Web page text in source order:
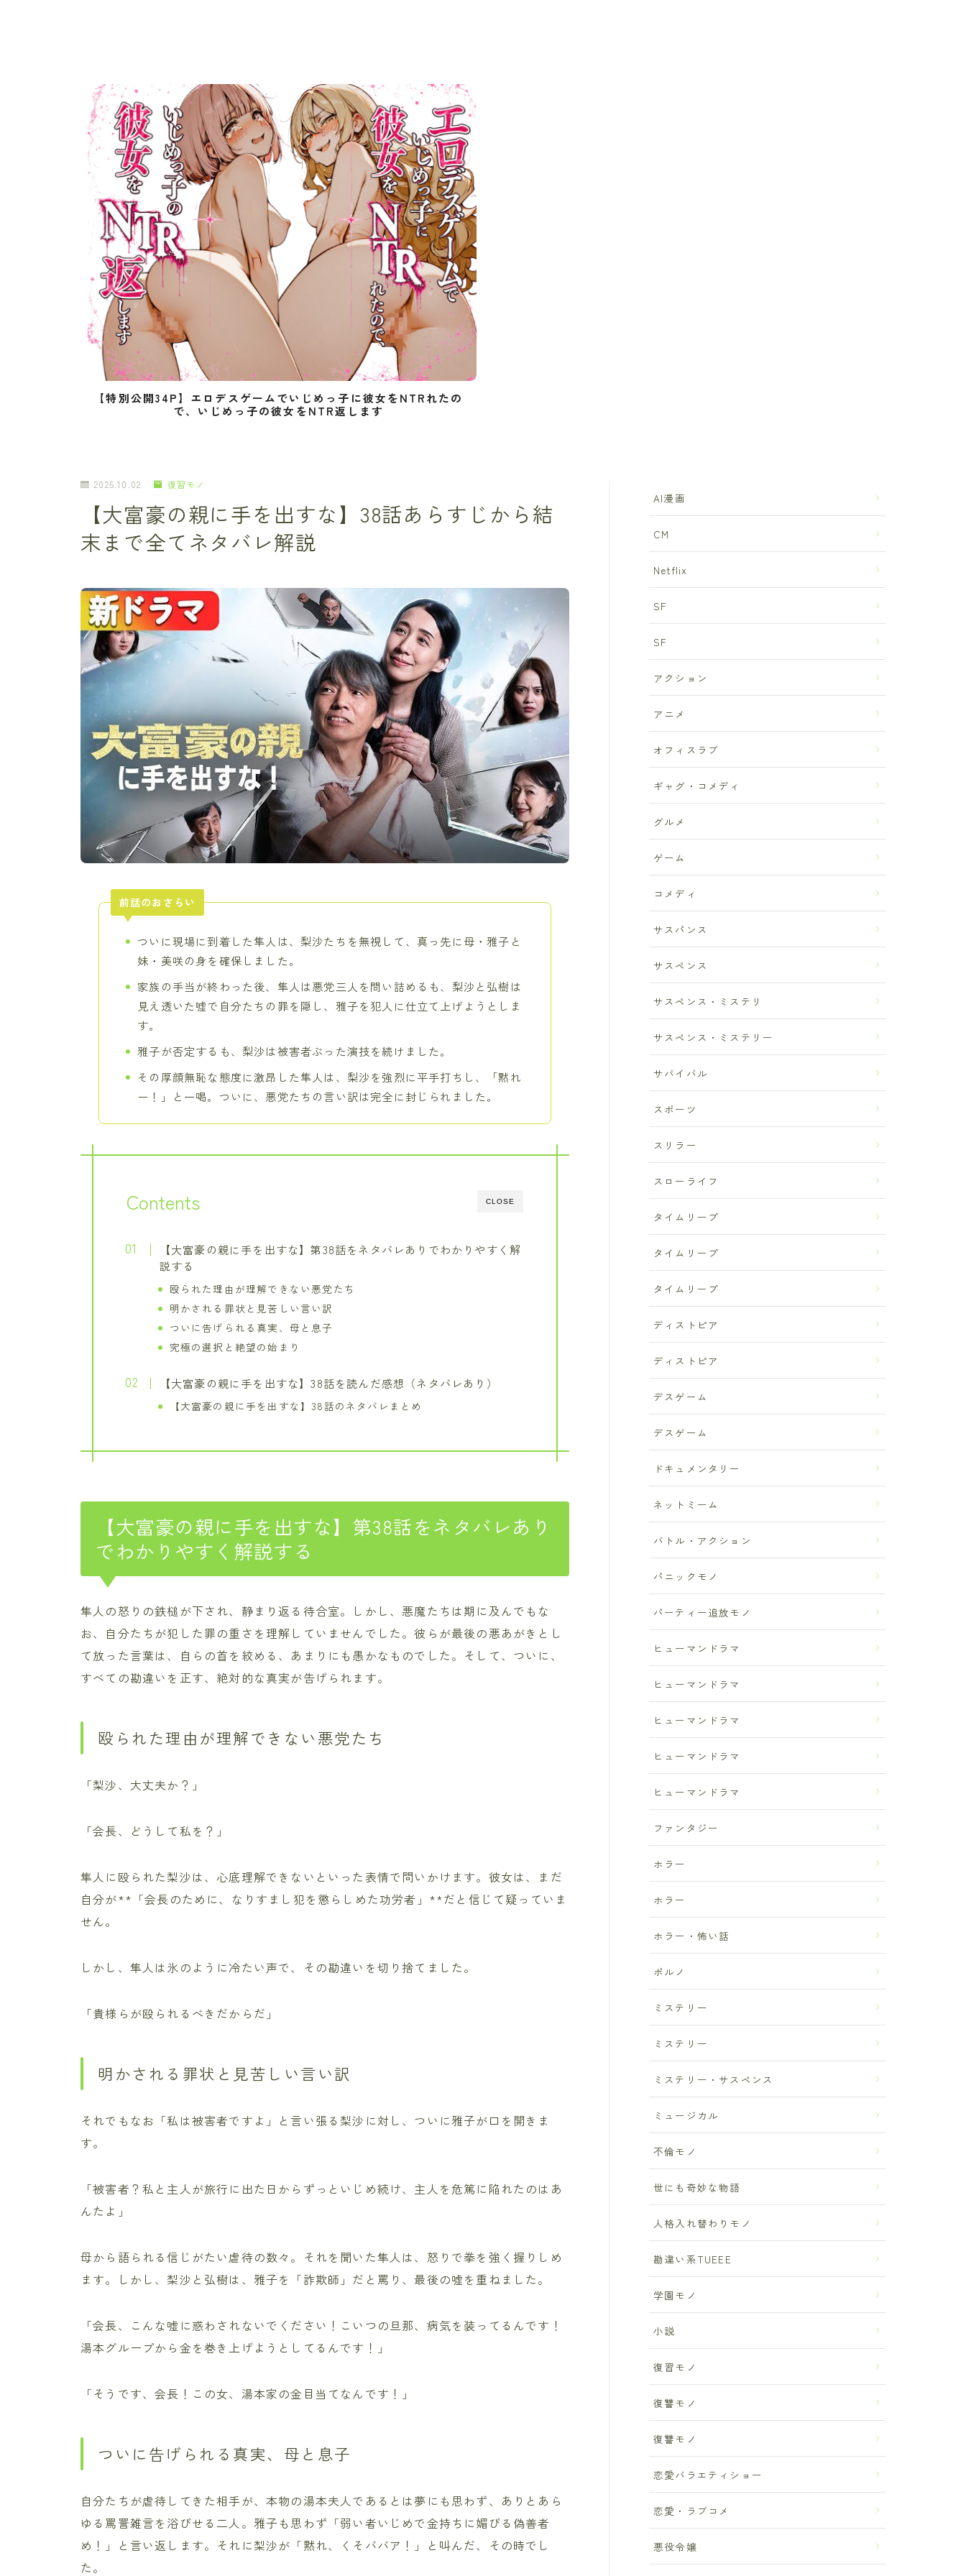
【特別公開34P】エロデスゲームでいじめっ子に彼女をNTRれたの
で、いじめっ子の彼女をNTR返します
2025.10.02 復習モノ
【大富豪の親に手を出すな】38話あらすじから結
末まで全てネタバレ解説
前話のおさらい
ついに現場に到着した隼人は、梨沙たちを無視して、真っ先に母・雅子と
妹・美咲の身を確保しました。
家族の手当が終わった後、隼人は悪党三人を問い詰めるも、梨沙と弘樹は
見え透いた嘘で自分たちの罪を隠し、雅子を犯人に仕立て上げようとしま
す。
雅子が否定するも、梨沙は被害者ぶった演技を続けました。
その厚顔無恥な態度に激昂した隼人は、梨沙を強烈に平手打ちし、「黙れ
ー！」と一喝。ついに、悪党たちの言い訳は完全に封じられました。
CLOSE
Contents
【大富豪の親に手を出すな】第38話をネタバレありでわかりやすく解
説する
殴られた理由が理解できない悪党たち
明かされる罪状と見苦しい言い訳
ついに告げられる真実、母と息子
究極の選択と絶望の始まり
【大富豪の親に手を出すな】38話を読んだ感想（ネタバレあり）
【大富豪の親に手を出すな】38話のネタバレまとめ
【大富豪の親に手を出すな】第38話をネタバレあり
でわかりやすく解説する
隼人の怒りの鉄槌が下され、静まり返る待合室。しかし、悪魔たちは期に及んでもな
お、自分たちが犯した罪の重さを理解していませんでした。彼らが最後の悪あがきとし
て放った言葉は、自らの首を絞める、あまりにも愚かなものでした。そして、ついに、
すべての勘違いを正す、絶対的な真実が告げられます。
殴られた理由が理解できない悪党たち
「梨沙、大丈夫か？」
「会長、どうして私を？」
隼人に殴られた梨沙は、心底理解できないといった表情で問いかけます。彼女は、まだ
自分が**「会長のために、なりすまし犯を懲らしめた功労者」**だと信じて疑っていま
せん。
しかし、隼人は氷のように冷たい声で、その勘違いを切り捨てました。
「貴様らが殴られるべきだからだ」
明かされる罪状と見苦しい言い訳
それでもなお「私は被害者ですよ」と言い張る梨沙に対し、ついに雅子が口を開きま
す。
「被害者？私と主人が旅行に出た日からずっといじめ続け、主人を危篤に陥れたのはあ
んたよ」
母から語られる信じがたい虐待の数々。それを聞いた隼人は、怒りで拳を強く握りしめ
ます。しかし、梨沙と弘樹は、雅子を「詐欺師」だと罵り、最後の嘘を重ねました。
「会長、こんな嘘に惑わされないでください！こいつの旦那、病気を装ってるんです！
湯本グループから金を巻き上げようとしてるんです！」
「そうです、会長！この女、湯本家の金目当てなんです！」
ついに告げられる真実、母と息子
自分たちが虐待してきた相手が、本物の湯本夫人であるとは夢にも思わず、ありとあら
ゆる罵詈雑言を浴びせる二人。雅子も思わず「弱い者いじめで金持ちに媚びる偽善者
め！」と言い返します。それに梨沙が「黙れ、くそババア！」と叫んだ、その時でし
た。
AI漫画
CM
Netflix
SF
SF
アクション
アニメ
オフィスラブ
ギャグ・コメディ
グルメ
ゲーム
コメディ
サスパンス
サスペンス
サスペンス・ミステリ
サスペンス・ミステリー
サバイバル
スポーツ
スリラー
スローライフ
タイムリープ
タイムリープ
タイムリープ
ディストピア
ディストピア
デスゲーム
デスゲーム
ドキュメンタリー
ネットミーム
バトル・アクション
パニックモノ
パーティー追放モノ
ヒューマンドラマ
ヒューマンドラマ
ヒューマンドラマ
ヒューマンドラマ
ヒューマンドラマ
ファンタジー
ホラー
ホラー
ホラー・怖い話
ポルノ
ミステリー
ミステリー
ミステリー・サスペンス
ミュージカル
不倫モノ
世にも奇妙な物語
人格入れ替わりモノ
勘違い系TUEEE
学園モノ
小説
復習モノ
復讐モノ
復讐モノ
恋愛バラエティショー
恋愛・ラブコメ
悪役令嬢